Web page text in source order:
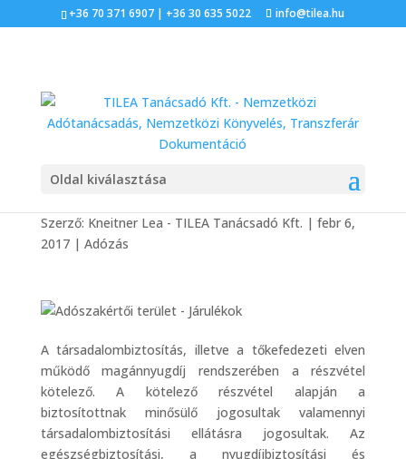
+36 70 371 6907 | +36 30 635 5022 info@tilea.hu
Oldal kiválasztása
Járulékok
Szerző: Kneitner Lea - TILEA Tanácsadó Kft. | febr 6,
2017| Adózás
A társadalombiztosítás, illetve a tőkefedezeti elven
működő magánnyugdíj rendszerében a részvétel
kötelező. A kötelező részvétel alapján a
biztosítottnak minősülő jogosultak valamennyi
társadalombiztosítási ellátásra jogosultak. Az
egészségbiztosítási, a nyugdíjbiztosítási és